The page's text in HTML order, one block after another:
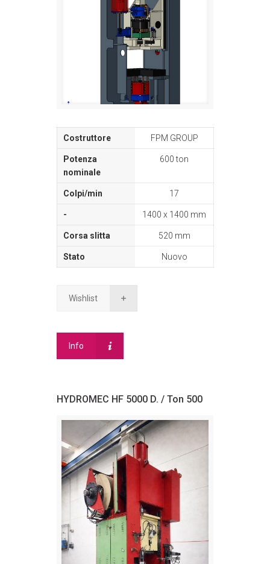
FPM GROUP
600 ton
17
1400 x 1400 mm
520 mm
Nuovo
Wishlist
Info
HYDROMEC HF 5000 D. / Ton 500